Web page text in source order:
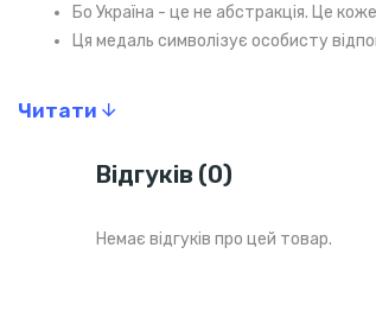
Бо Україна - це не абстракція. Це
Ця медаль символізує особисту
Читати
Відгуків (0)
Немає відгуків про цей товар.